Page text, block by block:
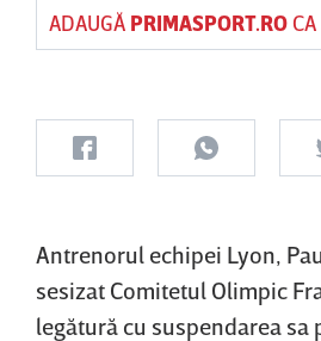
ADAUGĂ PRIMASPORT.RO
Antrenorul echipei Lyon,
sesizat Comitetul Olimpic
legătură cu suspendarea sa